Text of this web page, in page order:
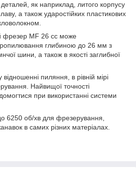
як наприклад, литого корпусу
а також ударостійких пластикових
фрезер MF 26 cc може
глибиною до 26 мм з
шини, а також в якості заглибної
відношенні пиляння, в рівній мірі
Найвищої точності
при використанні системи
6250 об/хв для фрезерування,
в самих різних матеріалах.